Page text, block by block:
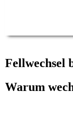
Fellwechsel
Warum